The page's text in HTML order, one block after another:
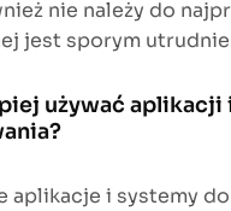
nie należy do
jest sporym
używać
aplikacje i systemy